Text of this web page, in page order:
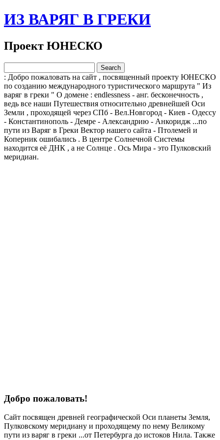
ИЗ ВАРЯГ В ГРЕКИ
Проект ЮНЕСКО
: Добро пожаловать на сайт , посвященный проекту ЮНЕСКО
по созданию международного туристического маршрута " Из
варяг в греки " О домене : endlessness - анг. бесконечность ,
ведь все наши Путешествия относительно древнейшей Оси
Земли , проходящей через СПб - Вел.Новгород - Киев - Одессу
- Константинополь - Демре - Александрию - Анкоридж ...по
пути из Варяг в Греки Вектор нашего сайта - Птолемей и
Коперник ошибались . В центре Солнечной Системы
находится её ДНК , а не Солнце . Ось Мира - это Пулковский
меридиан.
Добро пожаловать!
Сайт посвящен древней географической Оси планеты Земля,
Пулковскому меридиану и проходящему по нему Великому
пути из варяг в греки ...от Петербурга до истоков Нила. Также